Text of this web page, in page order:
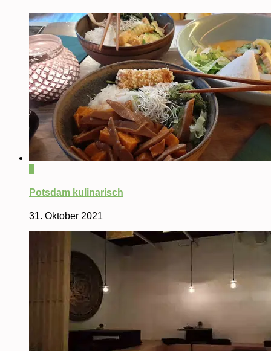
Potsdam kulinarisch
31. Oktober 2021